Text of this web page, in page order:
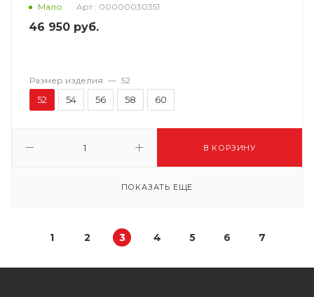
Мало Арт.: 00000030351
46 950 руб.
В КОРЗИНУ
Размер изделия — 52
52 54 56 58 60
ПОКАЗАТЬ ЕЩЕ
1 2 3 4 5 6 7